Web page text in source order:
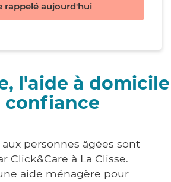
rappelé aujourd'hui
l'aide à domicile
confiance
aux personnes âgées sont
Click&Care à La Clisse.
aide ménagère pour